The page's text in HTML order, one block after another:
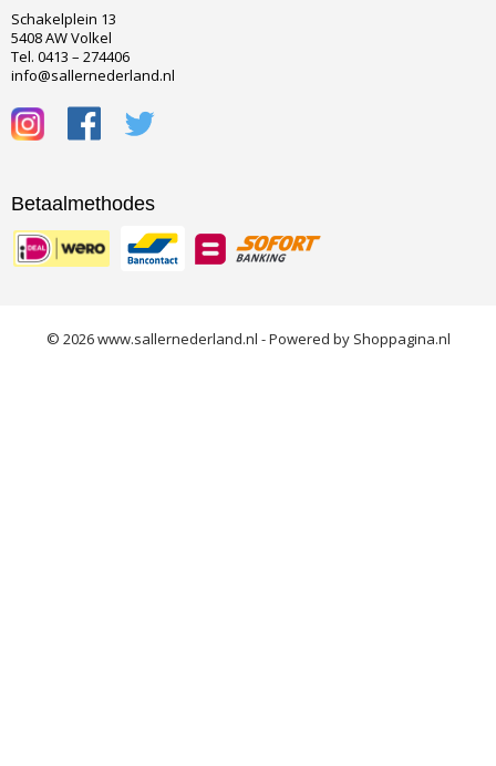
Schakelplein 13
5408 AW Volkel
Tel. 0413 – 274406
info@sallernederland.nl
Betaalmethodes
© 2026 www.sallernederland.nl - Powered by Shoppagina.nl